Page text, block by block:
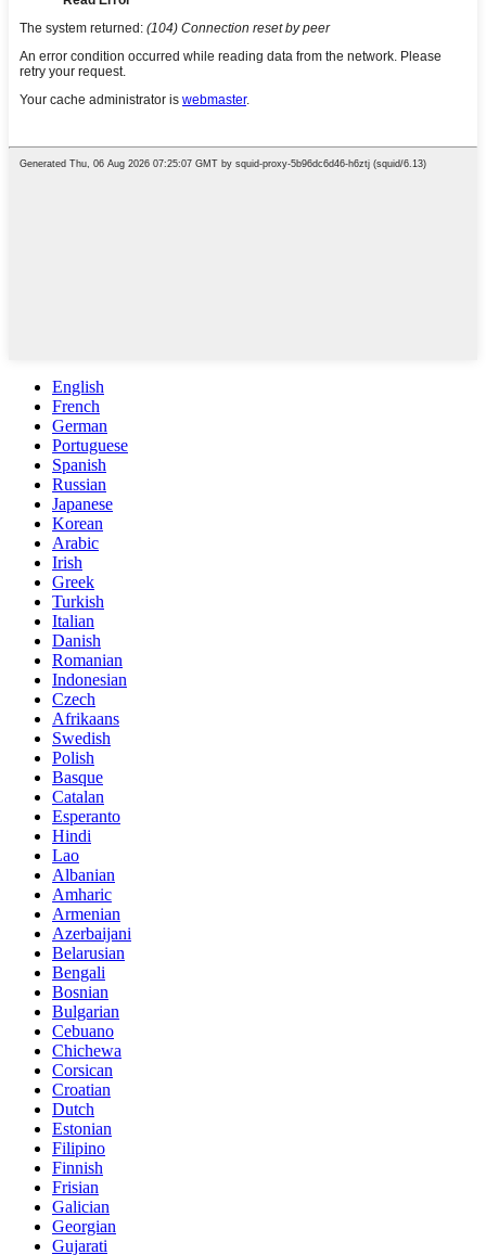
English
French
German
Portuguese
Spanish
Russian
Japanese
Korean
Arabic
Irish
Greek
Turkish
Italian
Danish
Romanian
Indonesian
Czech
Afrikaans
Swedish
Polish
Basque
Catalan
Esperanto
Hindi
Lao
Albanian
Amharic
Armenian
Azerbaijani
Belarusian
Bengali
Bosnian
Bulgarian
Cebuano
Chichewa
Corsican
Croatian
Dutch
Estonian
Filipino
Finnish
Frisian
Galician
Georgian
Gujarati